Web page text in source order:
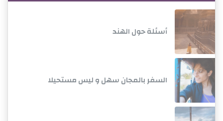
أسئلة حول الهند
السفر بالمجان سهل و ليس مستحيلا